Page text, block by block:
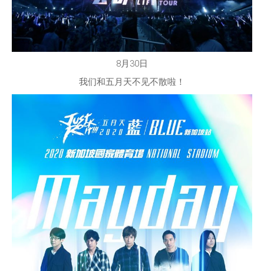
8月30日
我们和五月天不见不散啦！